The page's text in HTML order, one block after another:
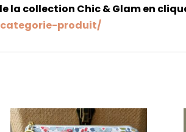
la collection Chic & Glam en
produit/